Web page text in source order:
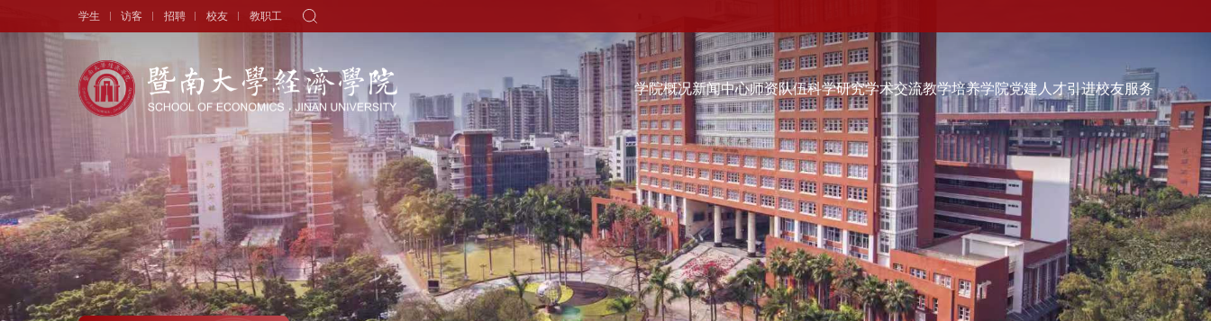
学生 访客 招聘 校友 教职工
学院概况新闻中心师资队伍科学研究学术交流教学培养学院党建 人才引进校友服务
院长寄语
学院简介
历史沿革
现任领导
历任领导
组织机构
新闻中心
头条新闻
学术动态
学生天地
通知公告
学者视角
人物专访
师资队伍
师资力量
专职教师
讲座教授
科学研究
研究成果
课题立项
成果奖励
博士后流动站
学术刊物
经院智库
学术交流
学术会议
学术报告
最新动态
教学培养
本科生
硕士生
博士生
数字经济（非全日制）...
学院党建 人才引进 校友服务
校友会快讯
品牌活动
校友动态
校友组织